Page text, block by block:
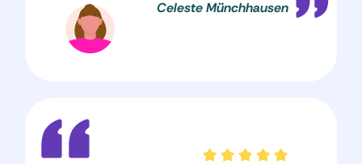
Celeste Münchhausen